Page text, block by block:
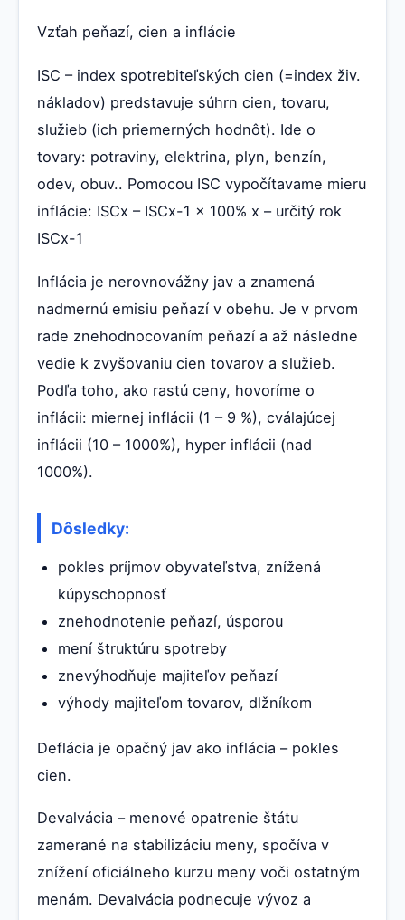
Vzťah peňazí, cien a inflácie
ISC – index spotrebiteľských cien (=index živ.
nákladov) predstavuje súhrn cien, tovaru,
služieb (ich priemerných hodnôt). Ide o
tovary: potraviny, elektrina, plyn, benzín,
odev, obuv.. Pomocou ISC vypočítavame mieru
inflácie: ISCx – ISCx-1 x 100% x – určitý rok
ISCx-1
Inflácia je nerovnovážny jav a znamená
nadmernú emisiu peňazí v obehu. Je v prvom
rade znehodnocovaním peňazí a až následne
vedie k zvyšovaniu cien tovarov a služieb.
Podľa toho, ako rastú ceny, hovoríme o
inflácii: miernej inflácii (1 – 9 %), cválajúcej
inflácii (10 – 1000%), hyper inflácii (nad
1000%).
Dôsledky:
pokles príjmov obyvateľstva, znížená
kúpyschopnosť
znehodnotenie peňazí, úsporou
mení štruktúru spotreby
znevýhodňuje majiteľov peňazí
výhody majiteľom tovarov, dlžníkom
Deflácia je opačný jav ako inflácia – pokles
cien.
Devalvácia – menové opatrenie štátu
zamerané na stabilizáciu meny, spočíva v
znížení oficiálneho kurzu meny voči ostatným
menám. Devalvácia podnecuje vývoz a